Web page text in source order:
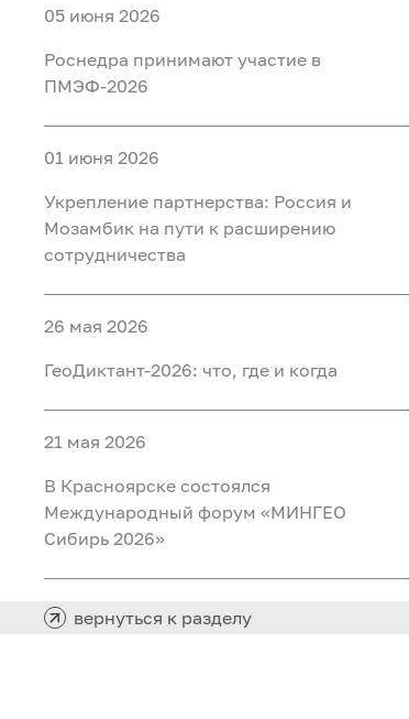
05 июня 2026
Роснедра принимают участие в
ПМЭФ-2026
01 июня 2026
Укрепление партнерства: Россия и
Мозамбик на пути к расширению
сотрудничества
26 мая 2026
ГеоДиктант-2026: что, где и когда
21 мая 2026
В Красноярске состоялся
Международный форум «МИНГЕО
Сибирь 2026»
вернуться к разделу